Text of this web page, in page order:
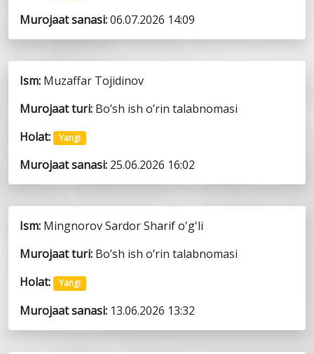
Murojaat sanasi:06.07.2026 14:09
Ism: Muzaffar Tojidinov
Murojaat turi: Bo’sh ish o’rin talabnomasi
Holat:
Yangi
Murojaat sanasi: 25.06.2026 16:02
Ism: Mingnorov Sardor Sharif o'g'li
Murojaat turi: Bo’sh ish o’rin talabnomasi
Holat:
Yangi
Murojaat sanasi: 13.06.2026 13:32